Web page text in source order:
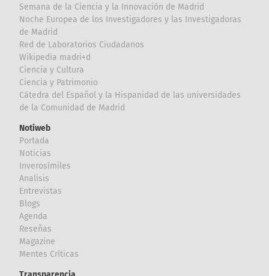
Semana de la Ciencia y la Innovación de Madrid
Noche Europea de los Investigadores y las Investigadoras
de Madrid
Red de Laboratorios Ciudadanos
Wikipedia madri+d
Ciencia y Cultura
Ciencia y Patrimonio
Cátedra del Español y la Hispanidad de las universidades
de la Comunidad de Madrid
Notiweb
Portada
Noticias
Inverosímiles
Analisis
Entrevistas
Blogs
Agenda
Reseñas
Magazine
Mentes Críticas